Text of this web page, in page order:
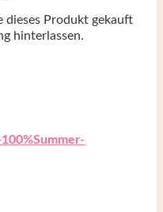
dieses Produkt gekauft
hinterlassen.